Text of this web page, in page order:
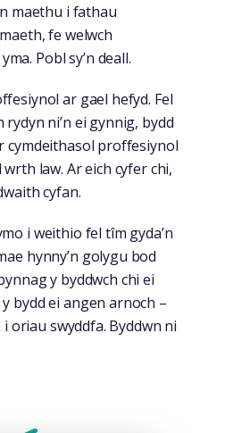
maethu i fathau
fe welwch
Pobl sy’n deall.
ar gael hefyd. Fel
rydyn ni’n ei gynnig, bydd
cymdeithasol proffesiynol
law. Ar eich cyfer chi,
cyfan.
i weithio fel tîm gyda’n
hynny’n golygu bod
y byddwch chi ei
bydd ei angen arnoch –
oriau swyddfa. Byddwn ni